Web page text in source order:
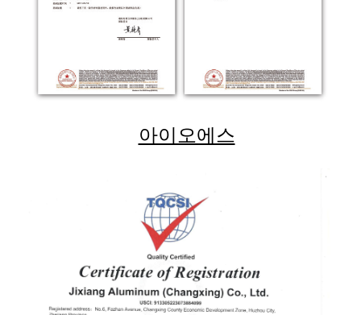
아이오에스